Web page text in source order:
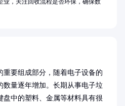
重要组成部分，随着电子设备的
数量逐年增加。长期从事电子垃
盘中的塑料、金属等材料具有很